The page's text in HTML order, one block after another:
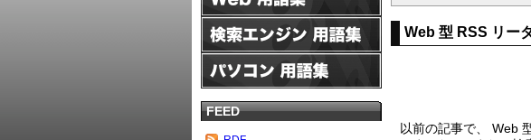
Web 型 RSS リー
以前の記事で、 Web
FEED